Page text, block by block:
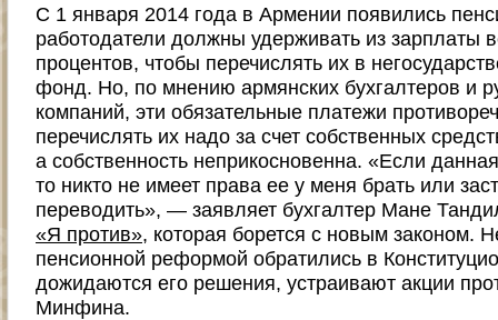
С 1 января 2014 года в Армении появились
работодатели должны удерживать из зарплаты
процентов, чтобы перечислять их в
фонд. Но, по мнению армянских бухгалтеров и
компаний, эти обязательные платежи
перечислять их надо за счет собственных
а собственность неприкосновенна. «Если
то никто не имеет права ее у меня брать или
переводить», — заявляет бухгалтер Мане
«Я против», которая борется с новым законом.
пенсионной реформой обратились в
дожидаются его решения, устраивают акции
Минфина.